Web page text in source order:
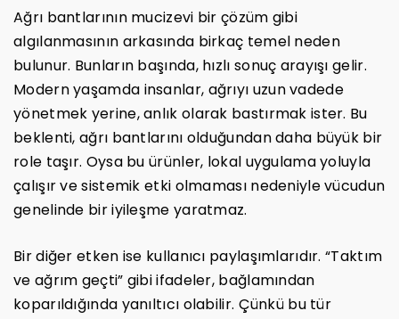
Ağrı bantlarının mucizevi bir çözüm gibi
algılanmasının arkasında birkaç temel neden
bulunur. Bunların başında, hızlı sonuç arayışı gelir.
Modern yaşamda insanlar, ağrıyı uzun vadede
yönetmek yerine, anlık olarak bastırmak ister. Bu
beklenti, ağrı bantlarını olduğundan daha büyük bir
role taşır. Oysa bu ürünler, lokal uygulama yoluyla
çalışır ve sistemik etki olmaması nedeniyle vücudun
genelinde bir iyileşme yaratmaz.
Bir diğer etken ise kullanıcı paylaşımlarıdır. “Taktım
ve ağrım geçti” gibi ifadeler, bağlamından
koparıldığında yanıltıcı olabilir. Çünkü bu tür